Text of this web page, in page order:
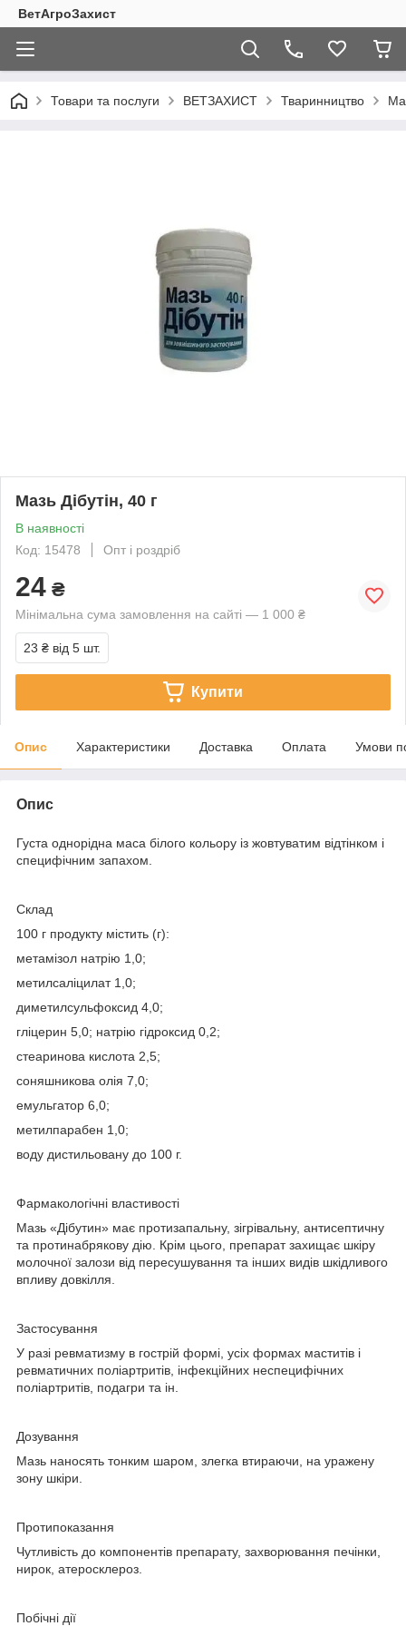
ВетАгроЗахист
Товари та послуги ВЕТЗАХИСТ Тваринництво
Мазь Дібутін, 40 г
В наявності
Код: 15478
Опт і роздріб
24 ₴
Мінімальна сума замовлення на сайті — 1 000 ₴
23 ₴ від 5 шт.
Купити
Опис Характеристики Доставка Оплата Умови
Опис
Густа однорідна маса білого кольору із жовтуватим відтінком і
специфічним запахом.
Склад
100 г продукту містить (г):
метамізол натрію 1,0;
метилсаліцилат 1,0;
диметилсульфоксид 4,0;
гліцерин 5,0; натрію гідроксид 0,2;
стеаринова кислота 2,5;
соняшникова олія 7,0;
емульгатор 6,0;
метилпарабен 1,0;
воду дистильовану до 100 г.
Фармакологічні властивості
Мазь «Дібутин» має протизапальну, зігрівальну, антисептичну
та протинабрякову дію. Крім цього, препарат захищає шкіру
молочної залози від пересушування та інших видів шкідливого
впливу довкілля.
Застосування
У разі ревматизму в гострій формі, усіх формах маститів і
ревматичних поліартритів, інфекційних неспецифічних
поліартритів, подагри та ін.
Дозування
Мазь наносять тонким шаром, злегка втираючи, на уражену
зону шкіри.
Протипоказання
Чутливість до компонентів препарату, захворювання печінки,
нирок, атеросклероз.
Побічні дії